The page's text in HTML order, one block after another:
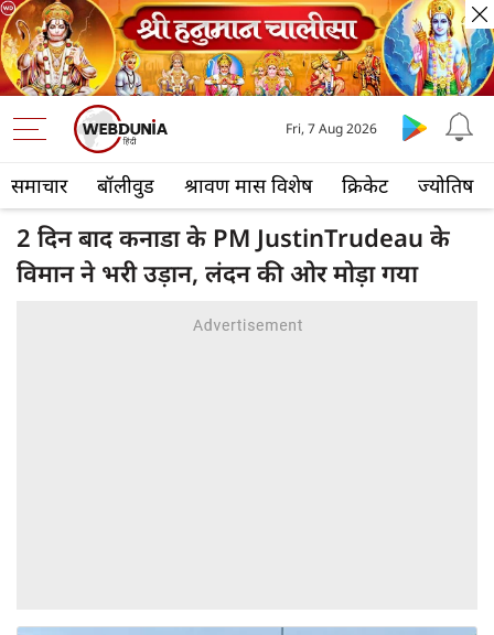
समाचार बॉलीवुड श्रावण मास विशेष क्रिकेट ज्योतिष
Fri, 7 Aug 2026
2 दिन बाद कनाडा के PM JustinTrudeau के
विमान ने भरी उड़ान, लंदन की ओर मोड़ा गया